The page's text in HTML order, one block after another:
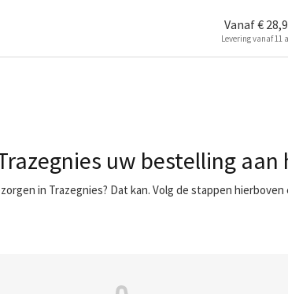
Vanaf€
Levering vanaf 11
uw bestelling aan
in Trazegnies? Dat kan. Volg de stappen